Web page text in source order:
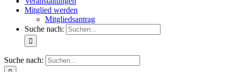
Mitglied werden
Mitgliedsantrag
Suche nach:
Suche nach: